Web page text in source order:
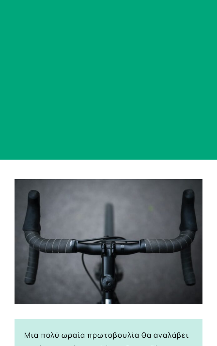
Larger
Image
Μια πολύ ωραία πρωτοβουλία θα αναλάβει